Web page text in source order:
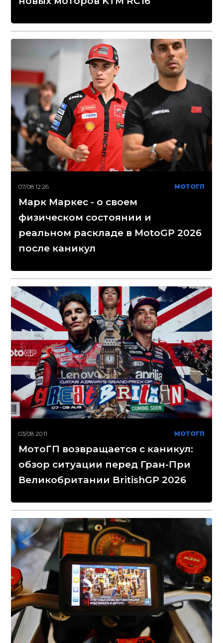
07/08 12:26 МОТОГП
Марк Маркес - о своем
физическом состоянии и
реальном раскладе в MotoGP 2026
после каникул
03/08 20:11 МОТОГП
МотоГП возвращается с каникул:
обзор ситуации перед Гран-При
Великобритании BritishGP 2026